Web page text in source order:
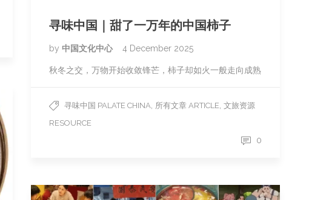
寻味中国｜甜了一万年的中国柿子
by 中国文化中心 4 December 2025
秋冬之交，万物开始收敛锋芒，柿子却如火一般走向成熟
寻味中国 PALATE CHINA 所有文章 ARTICLE 文旅资源
RESOURCE
0